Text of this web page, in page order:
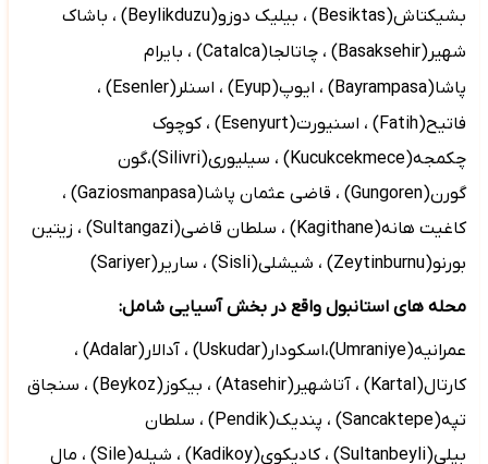
بشیکتاش(Besiktas
) ، بیلیک دوزو(Beylikduzu
) ، باشاک
شهیر(Basaksehir
) ، چاتالجا(Catalca
) ، بایرام
پاشا(Bayrampasa
) ، ایوپ(Eyup) ، اسنلر(Esenler
) ،
فاتیح(Fatih) ، اسنیورت(Esenyurt) ، کوچوک
چکمجه(Kucukcekmece) ، سیلیوری(Silivri)،گون
گورن(Gungoren) ، قاضی عثمان پاشا(Gaziosmanpasa) ،
کاغیت هانه(Kagithane) ، سلطان قاضی(Sultangazi) ، زیتین
بورنو(Zeytinburnu) ، شیشلی(Sisli) ، ساریر(Sariyer
)
محله های استانبول واقع در بخش آسیایی شامل:
عمرانیه(Umraniye)،اسکودار(Uskudar) ، آدالار(Adalar) ،
کارتال(Kartal) ، آتاشهیر(Atasehir) ، بیکوز(Beykoz) ، سنجاق
تپه(Sancaktepe) ، پندیک(Pendik) ، سلطان
بیلی(Sultanbeyli) ، کادیکوی(Kadikoy) ، شیله(Sile) ، مال